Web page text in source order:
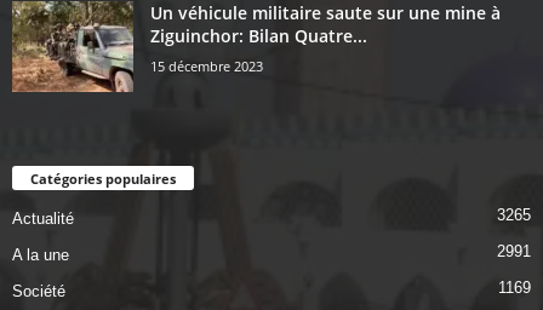
Un véhicule militaire saute sur une mine à
Ziguinchor: Bilan Quatre...
15 décembre 2023
Catégories populaires
Actualité 3265
A la une 2991
Société 1169